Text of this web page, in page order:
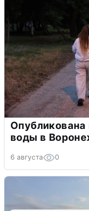
Опубликована
воды в
6 августа 0